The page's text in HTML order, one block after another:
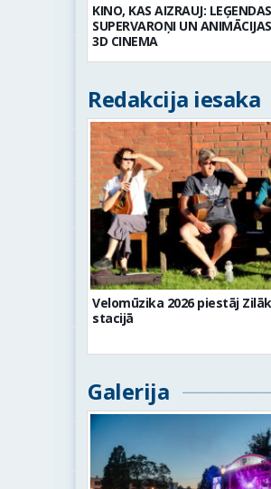
KINO, KAS AIZRAUJ:
SUPERVAROŅI UN
3D CINEMA
Redakcija iesaka
Velomūzika 2026 piestāj
stacijā
Galerija